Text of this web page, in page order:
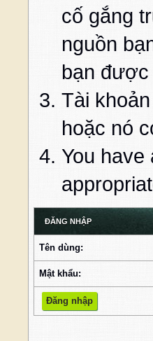
cố gắng
nguồn
bạn được
Tài
hoặc nó
You have
ĐĂNG NHẬP
Tên dùng:
Mật khẩu: